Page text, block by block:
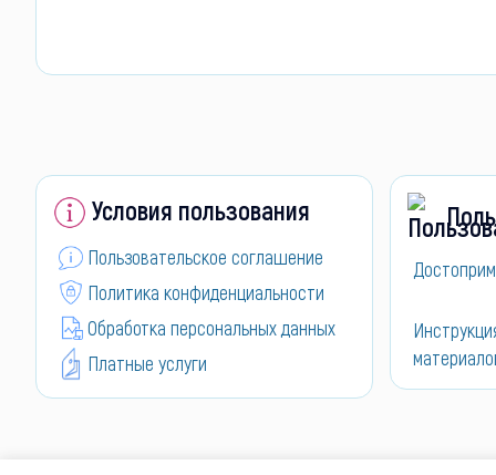
Условия пользования
Пользовательское соглашение
Политика конфиденциальности
Обработка персональных данных
Платные услуги